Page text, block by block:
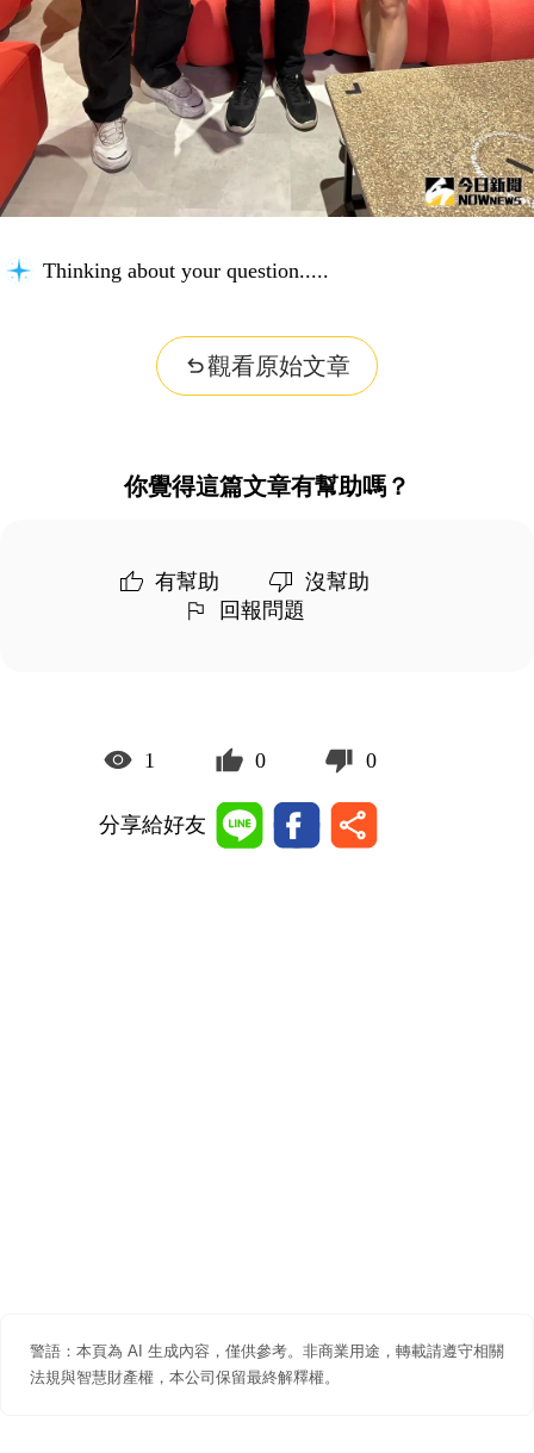
Thinking about your question...
觀看原始文章
你覺得這篇文章有幫助嗎？
有幫助
沒幫助
回報問題
1 0 0
分享給好友
警語：本頁為 AI 生成內容，僅供參考。非商業用途，轉載請遵守相關
法規與智慧財產權，本公司保留最終解釋權。